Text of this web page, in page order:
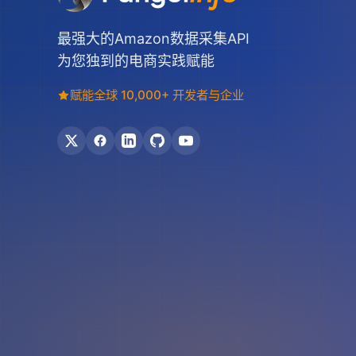
最强大的Amazon数据采集API
为您独到的电商实践赋能
赋能全球 10,000+ 开发者与企业